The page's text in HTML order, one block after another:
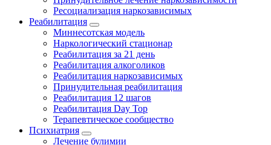
Ресоциализация наркозависимых
Реабилитация
Миннесотская модель
Наркологический стационар
Реабилитация за 21 день
Реабилитация алкоголиков
Реабилитация наркозависимых
Принудительная реабилитация
Реабилитация 12 шагов
Реабилитация Day Top
Терапевтическое сообщество
Психиатрия
Лечение булимии